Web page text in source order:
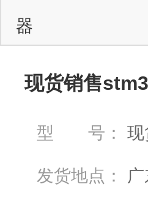
器
现货销售
型 号：
发货地点：